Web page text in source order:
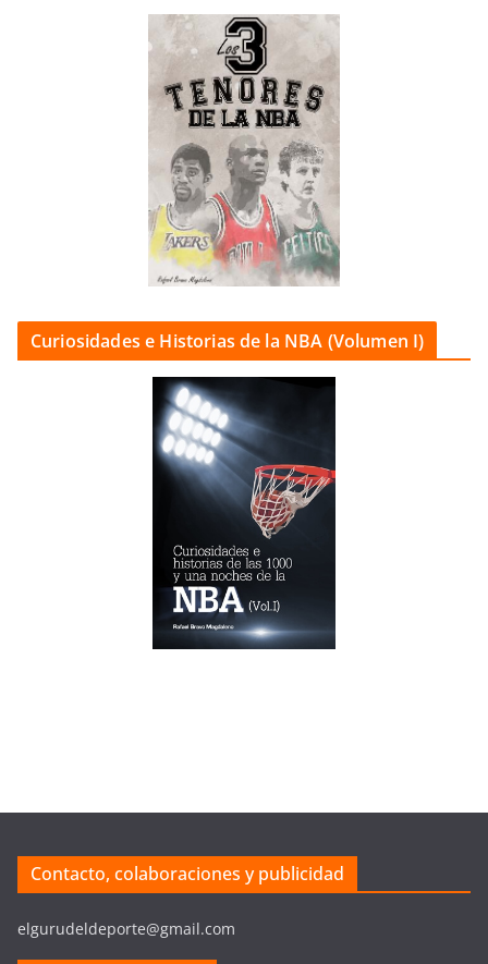
Curiosidades e Historias de la NBA (Volumen I)
Contacto, colaboraciones y publicidad
elgurudeldeporte@gmail.com